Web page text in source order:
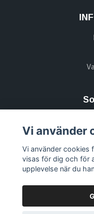
Missa inte alla
Vi använder
Vi använder cookies
visas för dig och för
upplevelse när du